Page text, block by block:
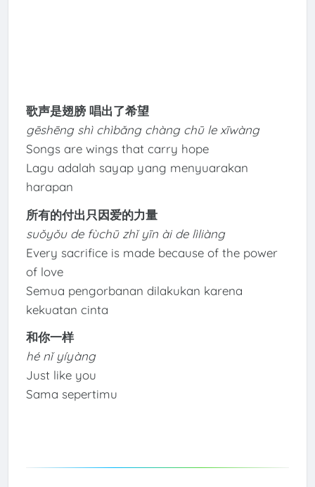
歌声是翅膀 唱出了希望
gēshēng shì chìbǎng chàng chū le xīwàng
Songs are wings that carry hope
Lagu adalah sayap yang menyuarakan
harapan
所有的付出只因爱的力量
suǒyǒu de fùchū zhǐ yīn ài de lìliàng
Every sacrifice is made because of the power
of love
Semua pengorbanan dilakukan karena
kekuatan cinta
和你一样
hé nǐ yíyàng
Just like you
Sama sepertimu